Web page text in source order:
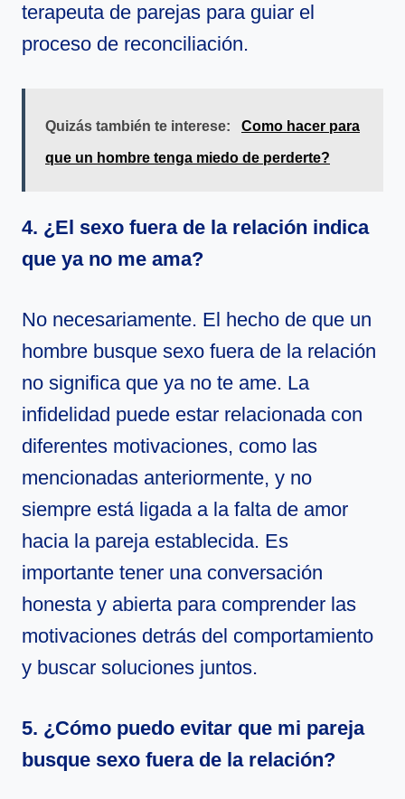
terapeuta de parejas para guiar el
proceso de reconciliación.
Quizás también te interese: Como hacer para
que un hombre tenga miedo de perderte?
4. ¿El sexo fuera de la relación indica
que ya no me ama?
No necesariamente. El hecho de que un
hombre busque sexo fuera de la relación
no significa que ya no te ame. La
infidelidad puede estar relacionada con
diferentes motivaciones, como las
mencionadas anteriormente, y no
siempre está ligada a la falta de amor
hacia la pareja establecida. Es
importante tener una conversación
honesta y abierta para comprender las
motivaciones detrás del comportamiento
y buscar soluciones juntos.
5. ¿Cómo puedo evitar que mi pareja
busque sexo fuera de la relación?